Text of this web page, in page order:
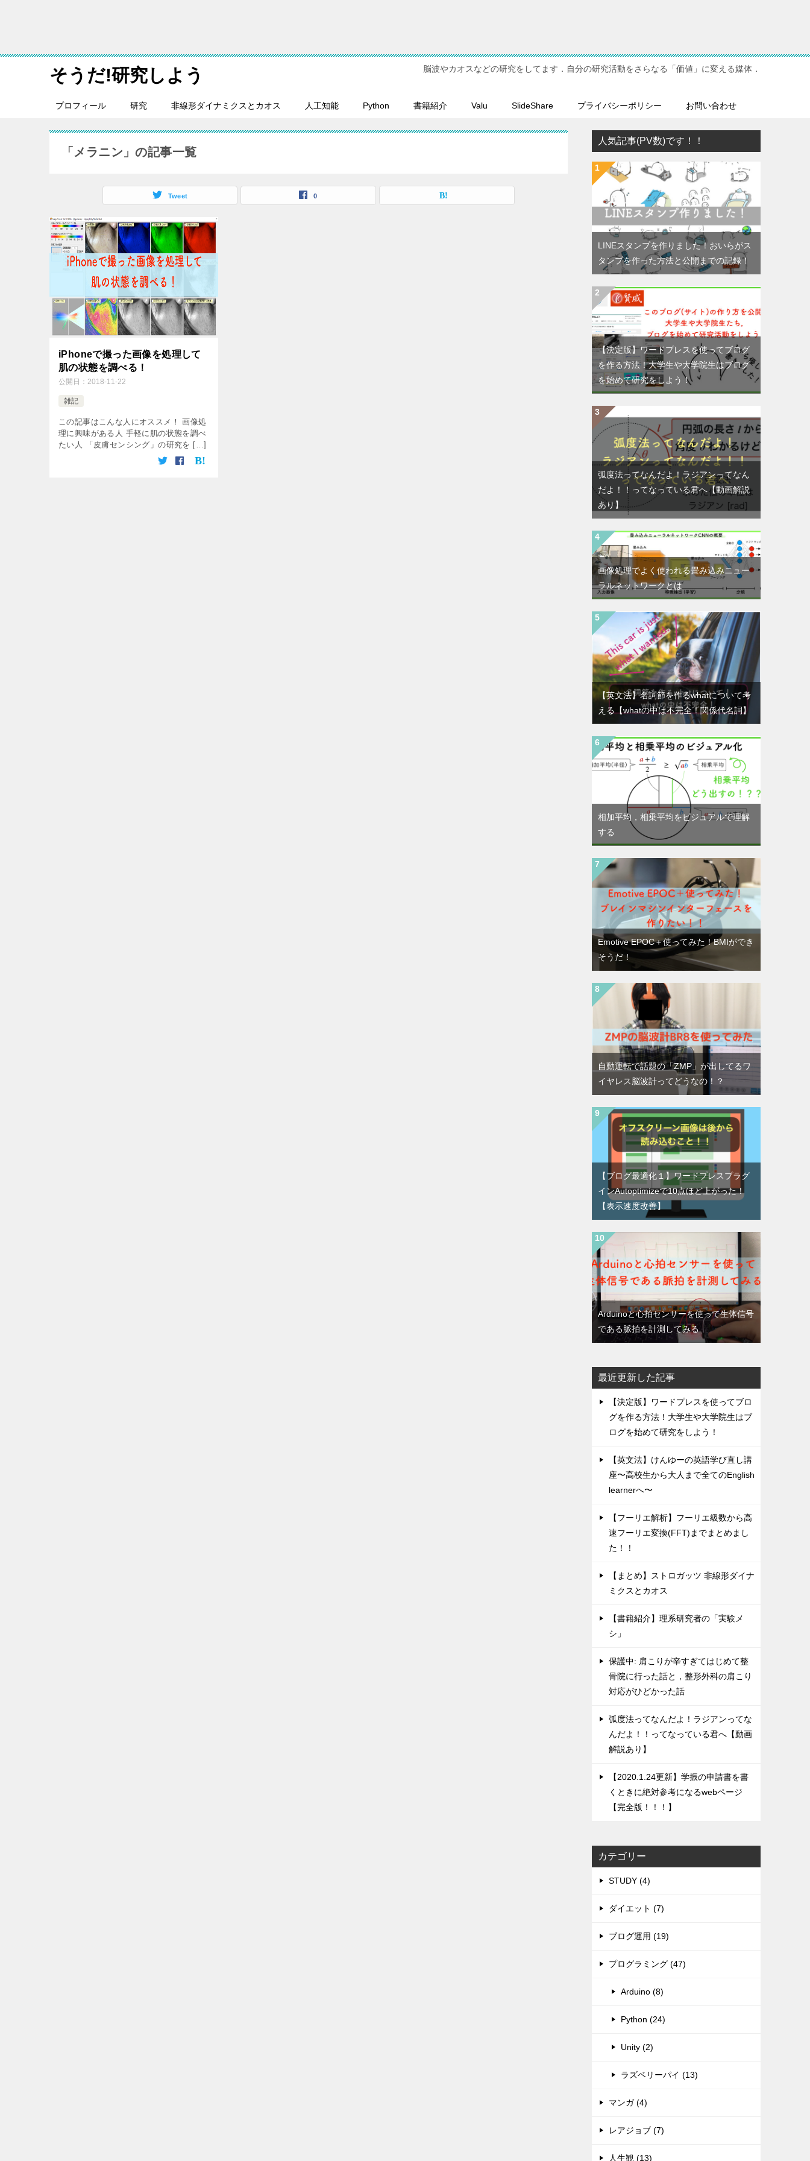
そうだ!研究しよう 脳波やカオスなどの研究をしてます．自分の研究活動をさらなる「価値」に変える媒体．
プロフィール 研究 非線形ダイナミクスとカオス 人工知能 Python 書籍紹介 Valu SlideShare プライバシーポリシー お問い合わせ
「メラニン」の記事一覧
Tweet 0
iPhoneで撮った画像を処理して
肌の状態を調べる！
公開日： 2018-11-22
雑記
この記事はこんな人にオススメ！ 画像処
理に興味がある人 手軽に肌の状態を調べ
たい人 「皮膚センシング」の研究を […]
人気記事(PV数)です！！
LINEスタンプを作りました！おいらがス
タンプを作った方法と公開までの記録！
【決定版】ワードプレスを使ってブログ
を作る方法！大学生や大学院生はブログ
を始めて研究をしよう！
弧度法ってなんだよ！ラジアンってなん
だよ！！ってなっている君へ【動画解説
あり】
画像処理でよく使われる畳み込みニュー
ラルネットワークとは
【英文法】名詞節を作るwhatについて考
える【whatの中は不完全！関係代名詞】
相加平均，相乗平均をビジュアルで理解
する
Emotive EPOC＋使ってみた！BMIができ
そうだ！
自動運転で話題の「ZMP」が出してるワ
イヤレス脳波計ってどうなの！？
【ブログ最適化１】ワードプレスプラグ
インAutoptimizeで10点ほど上がった！
【表示速度改善】
Arduinoと心拍センサーを使って生体信号
である脈拍を計測してみる
最近更新した記事
【決定版】ワードプレスを使ってブロ
グを作る方法！大学生や大学院生はブ
ログを始めて研究をしよう！
【英文法】けんゆーの英語学び直し講
座〜高校生から大人まで全てのEnglish
learnerへ〜
【フーリエ解析】フーリエ級数から高
速フーリエ変換(FFT)までまとめまし
た！！
【まとめ】ストロガッツ 非線形ダイナ
ミクスとカオス
【書籍紹介】理系研究者の「実験メ
シ」
保護中: 肩こりが辛すぎてはじめて整
骨院に行った話と，整形外科の肩こり
対応がひどかった話
弧度法ってなんだよ！ラジアンってな
んだよ！！ってなっている君へ【動画
解説あり】
【2020.1.24更新】学振の申請書を書
くときに絶対参考になるwebページ
【完全版！！！】
カテゴリー
STUDY (4)
ダイエット (7)
ブログ運用 (19)
プログラミング (47)
Arduino (8)
Python (24)
Unity (2)
ラズベリーパイ (13)
マンガ (4)
レアジョブ (7)
人生観 (13)